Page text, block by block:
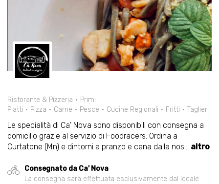
Ristorante & Pizzeria
Primi
Piatti
Pizza Carne Pesce Cucine Regionali Fritti Taglieri
Le specialità di Ca' Nova sono disponibili con consegna a
domicilio grazie al servizio di Foodracers. Ordina a
Curtatone (Mn) e dintorni a pranzo e cena dalla nos... altro
Consegnato da Ca' Nova
La consegna sarà effettuata esclusivamente dal locale